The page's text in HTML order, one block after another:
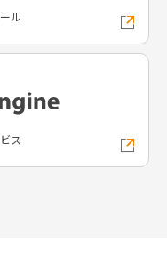
ル
ス